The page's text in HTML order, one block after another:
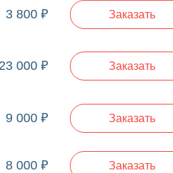
3 800 ₽ Заказать
000 ₽ Заказать
9 000 ₽ Заказать
8 000 ₽ Заказать